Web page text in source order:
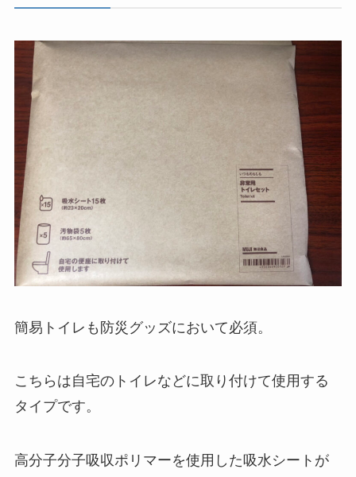
簡易トイレも防災グッズにおいて必須。
こちらは自宅のトイレなどに取り付けて使用する
タイプです。
高分子分子吸収ポリマーを使用した吸水シートが